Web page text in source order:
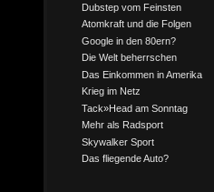
Dubstep vom Feinsten
Atomkraft und die Folgen
Google in den 80ern?
Die Welt beherrschen
Das Einkommen in Amerika
Krieg im Netz
Tack»Head am Sonntag
Mehr als Radsport
Skywalker Sport
Das fliegende Auto?